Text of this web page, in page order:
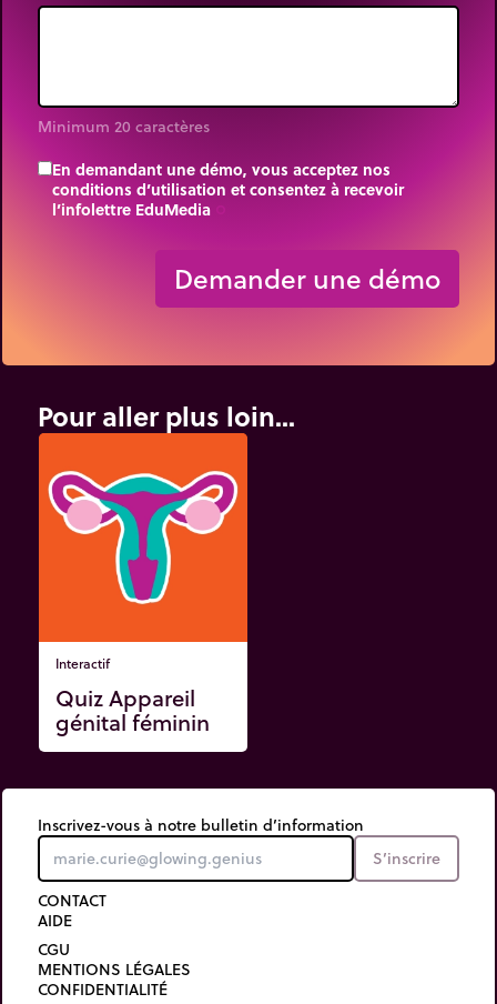
Minimum 20 caractères
En demandant une démo, vous acceptez nos
conditions d’utilisation et consentez à recevoir
l’infolettre EduMedia
Demander une démo
Pour aller plus loin...
Interactif
Quiz Appareil
génital féminin
Inscrivez-vous à notre bulletin d’information
S’inscrire
CONTACT
AIDE
CGU
MENTIONS LÉGALES
CONFIDENTIALITÉ